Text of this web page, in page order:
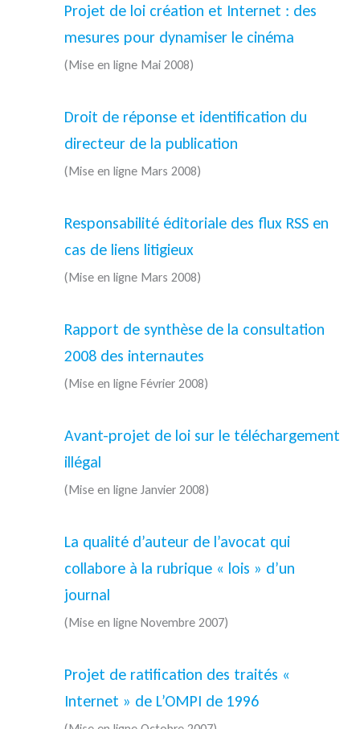
Projet de loi création et Internet : des
mesures pour dynamiser le cinéma
(Mise en ligne Mai 2008)
Droit de réponse et identification du
directeur de la publication
(Mise en ligne Mars 2008)
Responsabilité éditoriale des flux RSS en
cas de liens litigieux
(Mise en ligne Mars 2008)
Rapport de synthèse de la consultation
2008 des internautes
(Mise en ligne Février 2008)
Avant-projet de loi sur le téléchargement
illégal
(Mise en ligne Janvier 2008)
La qualité d’auteur de l’avocat qui
collabore à la rubrique « lois » d’un
journal
(Mise en ligne Novembre 2007)
Projet de ratification des traités «
Internet » de L’OMPI de 1996